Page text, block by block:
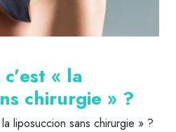
« la
chirurgie » ?
liposuccion sans chirurgie » ?